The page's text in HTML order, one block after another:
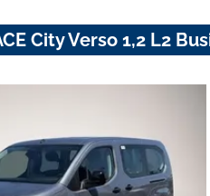
City Verso 1,2 L2